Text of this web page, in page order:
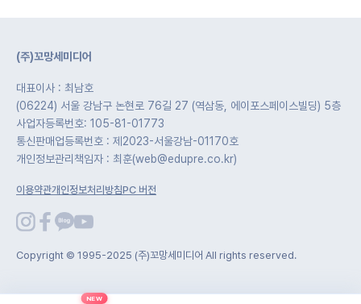
(주)꼬망세미디어
대표이사 : 최남호
(06224) 서울 강남구 논현로 76길 27 (역삼동, 에이포스페이스빌딩) 5층
사업자등록번호: 105-81-01773
통신판매업등록번호 : 제2023-서울강남-01170호
개인정보관리책임자 : 최훈(web@edupre.co.kr)
이용약관개인정보처리방침PC 버전
Copyright © 1995-2025 (주)꼬망세미디어 All rights reserved.
NEW